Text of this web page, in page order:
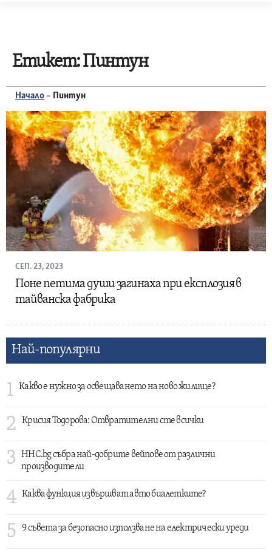
Етикет:Пинтун
Начало – Пинтун
СЕП. 23, 2023
Поне петима души загинаха при експлозия в
тайванска фабрика
Най-популярни
1 Какво е нужно за освещаването на ново жилище?
2 Крисия Тодорова: Отвратителни сте всички
3
HHC.bg събра най-добрите вейпове от различни
производители
4 Каква функция извършват авто биалетките?
5 9 съвета за безопасно използване на електрически уреди